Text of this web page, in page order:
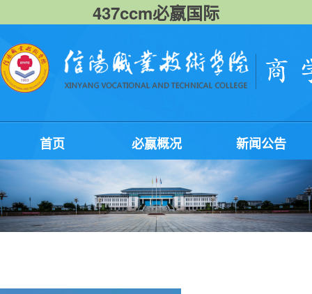
437ccm必嬴国际
首页 必嬴概况 新闻公告